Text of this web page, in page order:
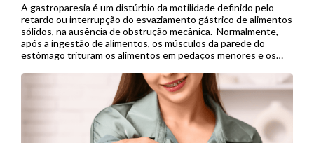
A gastroparesia é um distúrbio da motilidade definido pelo
retardo ou interrupção do esvaziamento gástrico de alimentos
sólidos, na ausência de obstrução mecânica. Normalmente,
após a ingestão de alimentos, os músculos da parede do
estômago trituram os alimentos em pedaços menores e os
Porém, quando se […]